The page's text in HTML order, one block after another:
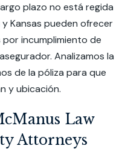
plazo no está regida
y Kansas pueden ofrecer
incumplimiento de
Analizamos la
de la póliza para que
y ubicación.
Law
Attorneys